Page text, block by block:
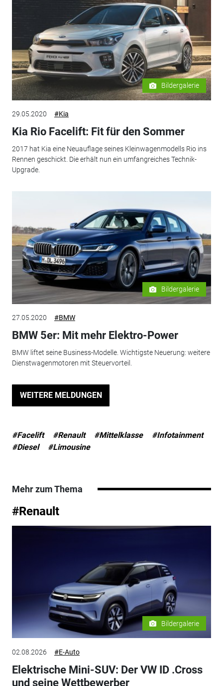
Bildergalerie
29.05.2020 #Kia
Kia Rio Facelift: Fit für den Sommer
2017 hat Kia eine Neuauflage seines Kleinwagenmodells Rio ins
Rennen geschickt. Die erhält nun ein umfangreiches Technik-
Upgrade.
Bildergalerie
27.05.2020 #BMW
BMW 5er: Mit mehr Elektro-Power
BMW liftet seine Business-Modelle. Wichtigste Neuerung: weitere
Dienstwagenmotoren mit Steuervorteil.
WEITERE MELDUNGEN
#Facelift #Renault #Mittelklasse
#Infotainment
#Diesel
#Limousine
Mehr zum Thema
#Renault
Bildergalerie
02.08.2026 #E-Auto
Elektrische Mini-SUV: Der VW ID .Cross
und seine Wettbewerber